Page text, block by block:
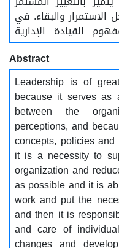
والبقاء. في
القيادة الإدارية
الناجح ،والعوامل التي
، كما تم التعرف إلى
تتم عملية تنميته،
دور وعلاقة القيادة
انتهى البحث إلى أن نجاح
توفير الإدارة
تساعد على ترجمة
أن يتوافر إلا من خلال
تسعى إلى توفير المناخ
الإبداع ويقود إلى
القائمة .
Abstract
Leadership is of
because it serves as
between the
perceptions, and
concepts, policies
it is a necessity to
organization and
as possible and it is
work and put the
and then it is
and care of
changes and